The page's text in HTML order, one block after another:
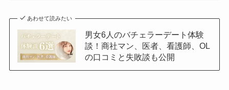
あわせて読みたい
男女6人のバチェラーデート体験
談！商社マン、医者、看護師、OL
の口コミと失敗談も公開